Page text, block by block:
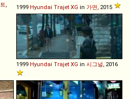
1999 Hyundai Trajet XG in 가면 , 2015
1999 Hyundai Trajet XG in 시그널 , 2016